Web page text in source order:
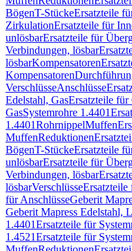
BögenT-StückeErsatzteile
ZirkulationErsatzteile für
unlösbarErsatzteile für
Verbindungen, lösbar
lösbarKompensatoren
Kompensatoren
VerschlüsseAnschlüsse
Edelstahl, GasErsatzteile für
GasSystemrohre 1.4401
1.4401RohrnippelMuffen
MuffenReduktionen
BögenT-StückeErsatzteile
unlösbarErsatzteile für
Verbindungen, lösbar
lösbarVerschlüsseErsatzteile
für AnschlüsseGeberit
Geberit Mapress Edelstahl,
1.4401Ersatzteile für
1.4521Ersatzteile für